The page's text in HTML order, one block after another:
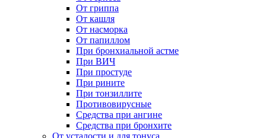
От гриппа
От кашля
От насморка
От папиллом
При бронхиальной астме
При ВИЧ
При простуде
При рините
При тонзиллите
Противовирусные
Средства при ангине
Средства при бронхите
От усталости и для тонуса